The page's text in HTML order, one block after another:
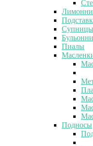
Супницы
Пиалы
Подносы